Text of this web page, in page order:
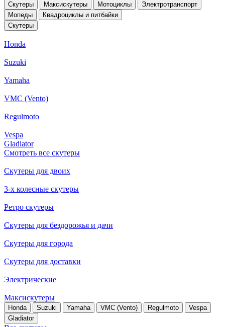
Скутеры Максискутеры Мотоциклы
Электротранспорт
Мопеды
Квадроциклы и питбайки
Скутеры
Honda
Suzuki
Yamaha
VMC (Vento)
Regulmoto
Vespa
Gladiator
Смотреть все скутеры
Скутеры для двоих
3-х колесные скутеры
Ретро скутеры
Скутеры для бездорожья и дачи
Скутеры для города
Скутеры для доставки
Электрические
Максискутеры
Honda Suzuki Yamaha VMC (Vento) Regulmoto
Vespa
Gladiator